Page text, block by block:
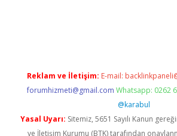
Reklam ve İletişim: E-mail:
forumhizmeti@gmail.com Whatsapp: 0262
@karabul
Yasal Uyarı: Sitemiz, 5651 Sayılı Kanun
ve İletişim Kurumu (BTK) tarafından